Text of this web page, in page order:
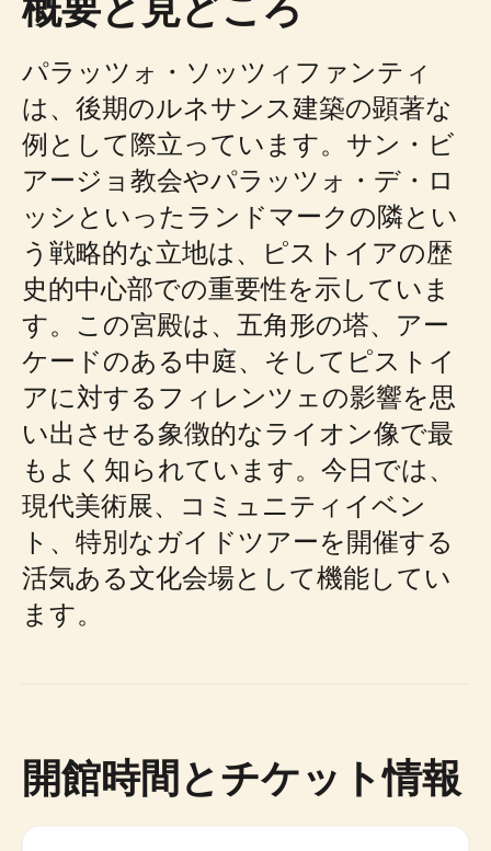
パラッツォ・ソッツィファンティ
は、後期のルネサンス建築の顕著な
例として際立っています。サン・ビ
アージョ教会やパラッツォ・デ・ロ
ッシといったランドマークの隣とい
う戦略的な立地は、ピストイアの歴
史的中心部での重要性を示していま
す。この宮殿は、五角形の塔、アー
ケードのある中庭、そしてピストイ
アに対するフィレンツェの影響を思
い出させる象徴的なライオン像で最
もよく知られています。今日では、
現代美術展、コミュニティイベン
ト、特別なガイドツアーを開催する
活気ある文化会場として機能してい
ます。
開館時間とチケット情報